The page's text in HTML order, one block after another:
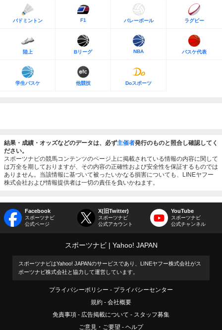
バドミントン F1 バレーボール ラグビー
陸上 Bリーグ NBA バスケ代表
学生バスケ 他競技 Doスポーツ
結果・成績・オッズなどのデータは、必ず主催者発行のものと照合し確認してく
ださい。
スポーツナビの競馬コンテンツのページ上に掲載されている情報の内容に関して
は万全を期しておりますが、その内容の正確性および安全性を保証するものでは
ありません。当該情報に基づいて被ったいかなる損害についても、LINEヤフー
株式会社および情報提供者は一切の責任を負いかねます。
Facebook
スポーツナビ
公式ページ
X(旧Twitter)
スポーツナビ
公式アカウント
YouTube
スポーツナビ
公式チャンネル
スポーツナビ Yahoo! JAPAN
スポーツナビはYahoo! JAPANのサービスであり、LINEヤフー株式会社がス
ポーツナビ株式会社と協力して運営しています。
プライバシーポリシー
プライバシーセンター
規約
会社概要
免責事項
広告掲載について
スタッフ募集
ご意見・ご要望
ヘルプ